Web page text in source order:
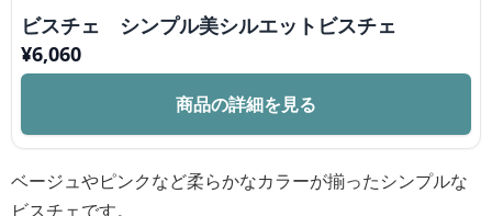
ビスチェ シンプル美シルエットビスチェ
¥6,060
商品の詳細を見る
ベージュやピンクなど柔らかなカラーが揃ったシンプルな
ビスチェです。